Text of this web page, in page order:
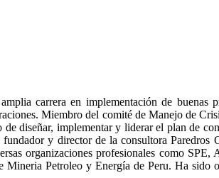
carrera en implementación de buenas
Miembro del comité de Manejo de
diseñar, implementar y liderar el plan de
y director de la consultora Paredros
organizaciones profesionales como SPE,
Petroleo y Energía de Peru. Ha sido